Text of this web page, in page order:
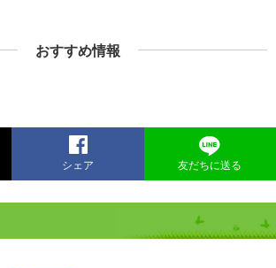
おすすめ情報
シェア 友だちに送る